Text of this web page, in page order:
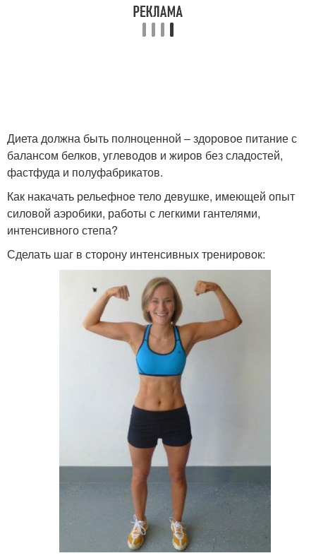
Диета должна быть полноценной – здоровое питание с
балансом белков, углеводов и жиров без сладостей,
фастфуда и полуфабрикатов.
Как накачать рельефное тело девушке, имеющей опыт
силовой аэробики, работы с легкими гантелями,
интенсивного степа?
Сделать шаг в сторону интенсивных тренировок: